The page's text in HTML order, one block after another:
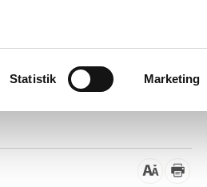
Statistik Marketing